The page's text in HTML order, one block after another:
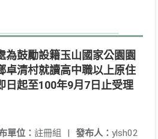
為鼓勵設籍玉山國家公園園
卓清村就讀高中職以上原住
日起至100年9月7日止受理
發布人： ylsh02
單位： 註冊組 |